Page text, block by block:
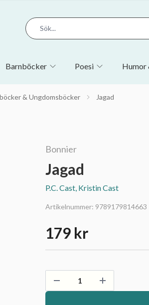
Barnböcker Poesi Humor
& Ungdomsböcker Jagad
Bonnier
Jagad
P.C. Cast, Kristin Cast
Artikelnummer: 9789179814663
179 kr